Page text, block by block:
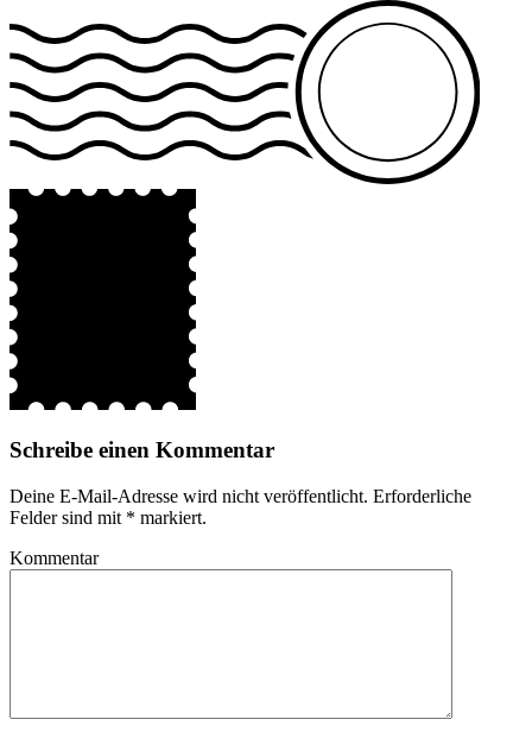
Schreibe einen Kommentar
Deine E-Mail-Adresse wird nicht veröffentlicht. Erforderliche
Felder sind mit * markiert.
Kommentar